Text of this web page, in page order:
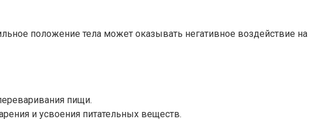
положение тела может оказывать негативное воздействие на
пищи.
и усвоения питательных веществ.